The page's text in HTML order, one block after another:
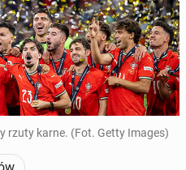
rzuty karne. (Fot. Getty Images)